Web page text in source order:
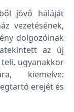
jövő háláját
vezetésének,
dolgozóinak
az új
ugyanakkor
kiemelve:
erejét és